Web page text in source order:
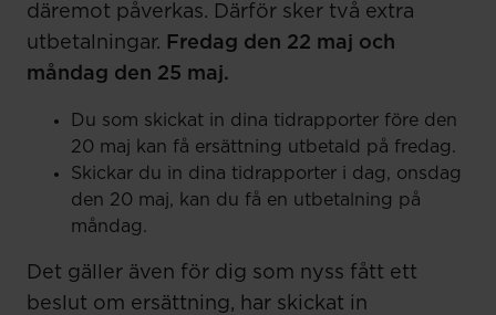
däremot påverkas. Därför sker två extra
utbetalningar. Fredag den 22 maj och
måndag den 25 maj.
Du som skickat in dina tidrapporter före den
20 maj kan få ersättning utbetald på fredag.
Skickar du in dina tidrapporter i dag, onsdag
den 20 maj, kan du få en utbetalning på
måndag.
Det gäller även för dig som nyss fått ett
beslut om ersättning, har skickat in